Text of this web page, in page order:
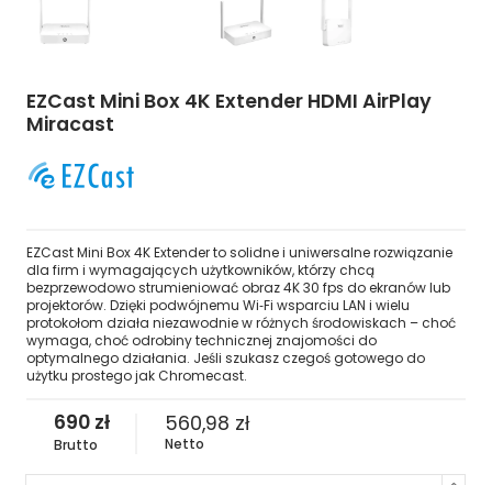
EZCast Mini Box 4K Extender HDMI AirPlay
Miracast
EZCast Mini Box 4K Extender to solidne i uniwersalne rozwiązanie
dla firm i wymagających użytkowników, którzy chcą
bezprzewodowo strumieniować obraz 4K 30 fps do ekranów lub
projektorów. Dzięki podwójnemu Wi‑Fi wsparciu LAN i wielu
protokołom działa niezawodnie w różnych środowiskach – choć
wymaga, choć odrobiny technicznej znajomości do
optymalnego działania. Jeśli szukasz czegoś gotowego do
użytku prostego jak Chromecast.
690 zł
Brutto
560,98 zł
Netto